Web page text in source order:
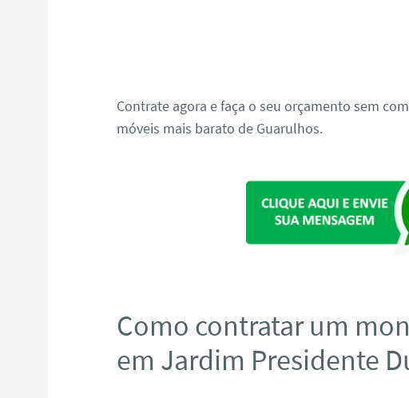
Contrate agora e faça o seu orçamento sem
móveis mais barato de Guarulhos.
Como contratar um
em Jardim Presidente